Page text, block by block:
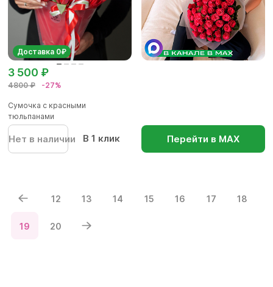
Доставка 0₽
4800 ₽ -27%
3 500 ₽
Сумочка с красными
тюльпанами
Нет в наличии В 1 клик Перейти в МАХ
12 13 14 15 16 17 18
19 20